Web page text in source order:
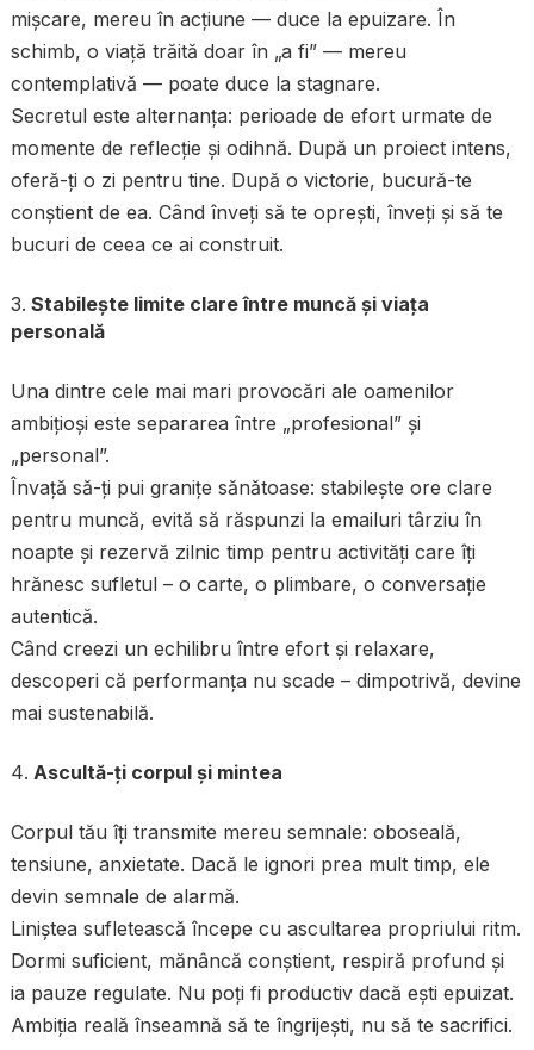
mișcare, mereu în acțiune — duce la epuizare. În
schimb, o viață trăită doar în „a fi” — mereu
contemplativă — poate duce la stagnare.
Secretul este alternanța: perioade de efort urmate de
momente de reflecție și odihnă. După un proiect intens,
oferă-ți o zi pentru tine. După o victorie, bucură-te
conștient de ea. Când înveți să te oprești, înveți și să te
bucuri de ceea ce ai construit.
Stabilește limite clare între muncă și viața
personală
Una dintre cele mai mari provocări ale oamenilor
ambițioși este separarea între „profesional” și
„personal”.
Învață să-ți pui granițe sănătoase: stabilește ore clare
pentru muncă, evită să răspunzi la emailuri târziu în
noapte și rezervă zilnic timp pentru activități care îți
hrănesc sufletul – o carte, o plimbare, o conversație
autentică.
Când creezi un echilibru între efort și relaxare,
descoperi că performanța nu scade – dimpotrivă, devine
mai sustenabilă.
Ascultă-ți corpul și mintea
Corpul tău îți transmite mereu semnale: oboseală,
tensiune, anxietate. Dacă le ignori prea mult timp, ele
devin semnale de alarmă.
Liniștea sufletească începe cu ascultarea propriului ritm.
Dormi suficient, mănâncă conștient, respiră profund și
ia pauze regulate. Nu poți fi productiv dacă ești epuizat.
Ambiția reală înseamnă să te îngrijești, nu să te sacrifici.